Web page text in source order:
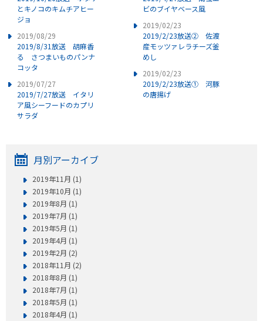
とキノコのキムチアヒー
ジョ
2019/08/29
2019/8/31放送 胡麻香
る さつまいものパンナ
コッタ
2019/07/27
2019/7/27放送 イタリ
ア風シーフードのカプリ
サラダ
ビのブイヤベース風
2019/02/23
2019/2/23放送② 佐渡
産モッツァレラチーズ釜
めし
2019/02/23
2019/2/23放送① 河豚
の唐揚げ
月別アーカイブ
2019年11月 (1)
2019年10月 (1)
2019年8月 (1)
2019年7月 (1)
2019年5月 (1)
2019年4月 (1)
2019年2月 (2)
2018年11月 (2)
2018年8月 (1)
2018年7月 (1)
2018年5月 (1)
2018年4月 (1)